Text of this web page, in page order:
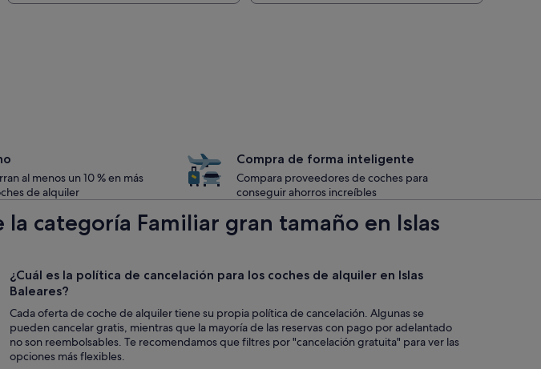
al menos un 10 % en más
de alquiler
Compra de forma inteligente
Compara proveedores de coches para
conseguir ahorros increíbles
categoría Familiar gran tamaño en Islas
¿Cuál es la política de cancelación para los coches de alquiler en Islas
Baleares?
Cada oferta de coche de alquiler tiene su propia política de cancelación. Algunas se
pueden cancelar gratis, mientras que la mayoría de las reservas con pago por adelantado
no son reembolsables. Te recomendamos que filtres por "cancelación gratuita" para ver las
opciones más flexibles.